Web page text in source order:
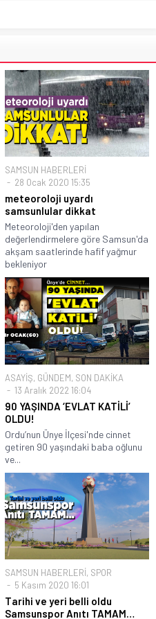
SAMSUN HABERLERİ
28 Ocak 2020 15:35
meteoroloji uyardı
samsunlular dikkat
Meteoroloji'den yapılan
değerlendirmelere göre Samsun'da
akşam saatlerinde hafif yağmur
bekleniyor
ASAYİŞ, GÜNDEM, SON DAKİKA
13 Aralık 2022 16:04
90 YAŞINDA ‘EVLAT KATİLİ’
OLDU!
Ordu’nun Ünye İlçesi'nde cinnet
getiren 90 yaşındaki baba oğlunu
ve...
SAMSUN HABERLERİ, SPOR
5 Kasım 2020 16:01
Tarihi ve yeri belli oldu
Samsunspor Anıtı TAMAM…